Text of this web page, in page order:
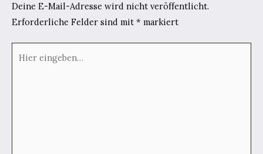
Deine E-Mail-Adresse wird nicht veröffentlicht.
Erforderliche Felder sind mit * markiert
eingeben…